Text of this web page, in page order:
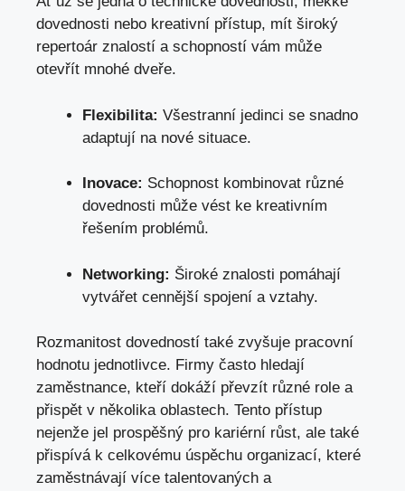
dovednosti nebo kreativní přístup, mít široký
repertoár znalostí a ​schopností ⁣vám může
otevřít mnohé‌ dveře.
Flexibilita: Všestranní jedinci se snadno
‌adaptují na nové situace.
Inovace: Schopnost kombinovat různé
dovednosti ⁢může vést ke kreativním
řešením problémů.
Networking: Široké znalosti pomáhají
vytvářet⁤ cennější spojení a vztahy.
Rozmanitost dovedností také zvyšuje pracovní
hodnotu jednotlivce. Firmy často hledají⁤
zaměstnance, kteří dokáží převzít různé role a
přispět v několika oblastech. Tento přístup
nejenže jel prospěšný pro kariérní růst, ale také
přispívá k celkovému úspěchu organizací, které
zaměstnávají více talentovaných a